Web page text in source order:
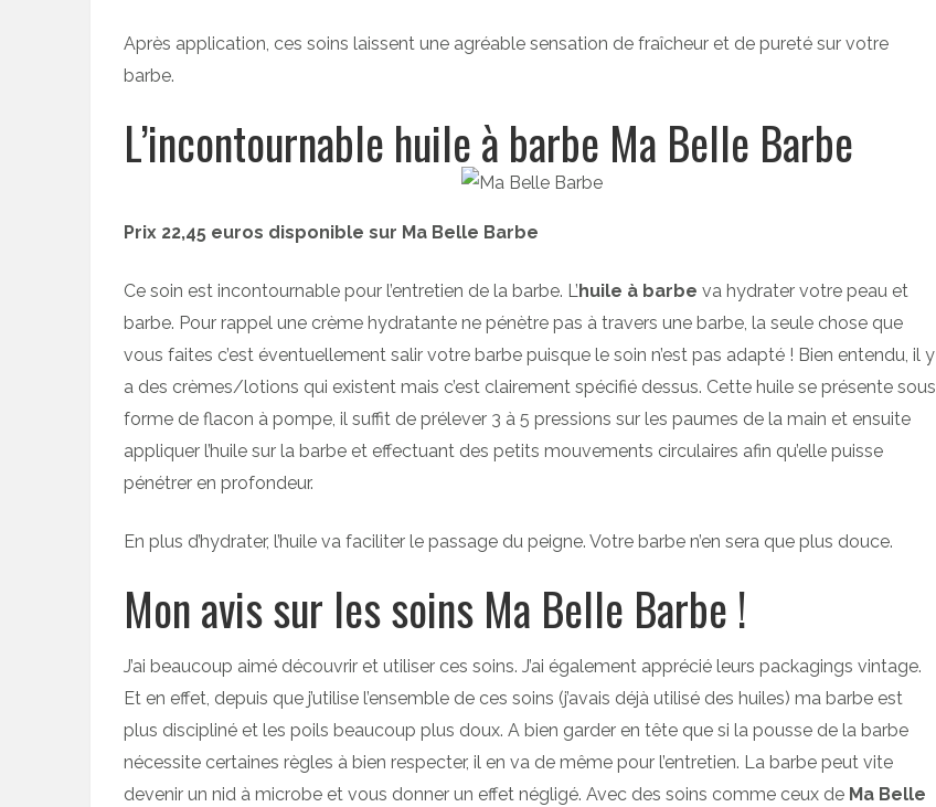
Après application, ces soins laissent une agréable sensation de fraîcheur et de pureté sur votre
barbe.
L’incontournable huile à barbe Ma Belle Barbe
Prix 22,45 euros disponible sur Ma Belle Barbe
Ce soin est incontournable pour l’entretien de la barbe. L’huile à barbe va hydrater votre peau et
barbe. Pour rappel une crème hydratante ne pénètre pas à travers une barbe, la seule chose que
vous faites c’est éventuellement salir votre barbe puisque le soin n’est pas adapté ! Bien entendu, il y
a des crèmes/lotions qui existent mais c’est clairement spécifié dessus. Cette huile se présente sous
forme de flacon à pompe, il suffit de prélever 3 à 5 pressions sur les paumes de la main et ensuite
appliquer l’huile sur la barbe et effectuant des petits mouvements circulaires afin qu’elle puisse
pénétrer en profondeur.
En plus d’hydrater, l’huile va faciliter le passage du peigne. Votre barbe n’en sera que plus douce.
Mon avis sur les soins Ma Belle Barbe !
J’ai beaucoup aimé découvrir et utiliser ces soins. J’ai également apprécié leurs packagings vintage.
Et en effet, depuis que j’utilise l’ensemble de ces soins (j’avais déjà utilisé des huiles) ma barbe est
plus discipliné et les poils beaucoup plus doux. A bien garder en tête que si la pousse de la barbe
nécessite certaines règles à bien respecter, il en va de même pour l’entretien. La barbe peut vite
devenir un nid à microbe et vous donner un effet négligé. Avec des soins comme ceux de Ma Belle